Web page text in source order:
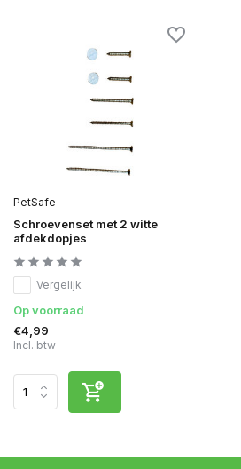
PetSafe
Schroevenset met 2 witte
afdekdopjes
Vergelijk
Op voorraad
€4,99
Incl. btw